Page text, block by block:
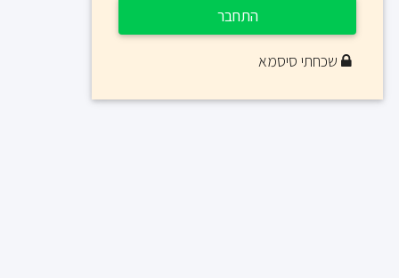
התחבר
שכחתי סיסמא